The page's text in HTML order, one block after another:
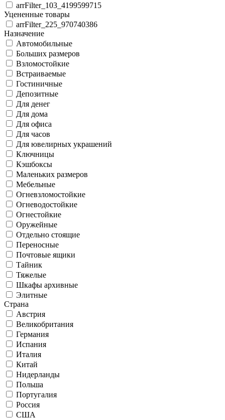
arrFilter_103_4199599715
Уцененные товары
arrFilter_225_970740386
Назначение
Автомобильные
Больших размеров
Взломостойкие
Встраиваемые
Гостиничные
Депозитные
Для денег
Для дома
Для офиса
Для часов
Для ювелирных украшений
Ключницы
Кэшбоксы
Маленьких размеров
Мебельные
Огневзломостойкие
Огневодостойкие
Огнестойкие
Оружейные
Отдельно стоящие
Переносные
Почтовые ящики
Тайник
Тяжелые
Шкафы архивные
Элитные
Страна
Австрия
Великобритания
Германия
Испания
Италия
Китай
Нидерланды
Польша
Португалия
Россия
США